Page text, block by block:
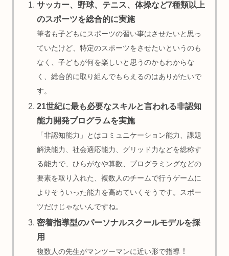
サッカー、野球、テニス、体操など7種類以上
のスポーツを総合的に実施
筆者も子どもにスポーツの習い事はさせたいと思っ
ていたけど、特定のスポーツをさせたいというのも
なく、子どもが何を楽しいと思うのかもわからな
く、総合的に取り組んでもらえるのはありがたいで
す。
21世紀に最も必要なスキルと言われる非認知
能力開発プログラムを実施
「非認知能力」とはコミュニケーション能力、課題
解決能力、社会適応能力、グリッド力などを総称す
る能力で、ひらがなや算数、プログラミングなどの
要素を取り入れた、複数人のチームで行うゲームに
よりそういった能力を高めていくそうです。スポー
ツだけじゃないんですね。
密着指導型のパーソナルスクールモデルを採
用
複数人の先生がマンツーマンに近い形で指導 ！